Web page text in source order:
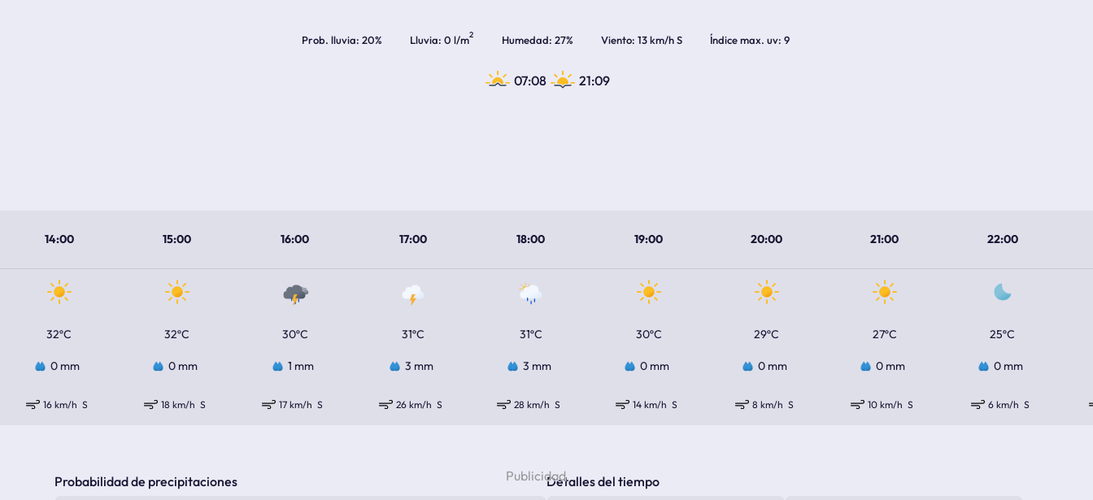
Prob. lluvia 20% Lluvia 0 l/m2 Humedad 27% Viento 13 km/h S Índice max. uv 9
07:08 21:09
14:00 15:00 16:00 17:00 18:00 19:00 20:00 21:00 22:00
32ºC 32ºC 30ºC 31ºC 31ºC 30ºC 29ºC 27ºC 25ºC
0 mm 0 mm 1 mm 3 mm 3 mm 0 mm 0 mm 0 mm 0 mm
16 km/h S 18 km/h S 17 km/h S 26 km/h S 28 km/h S 14 km/h S 8 km/h S 10 km/h S 6 km/h S
Probabilidad de precipitaciones Detalles del tiempo